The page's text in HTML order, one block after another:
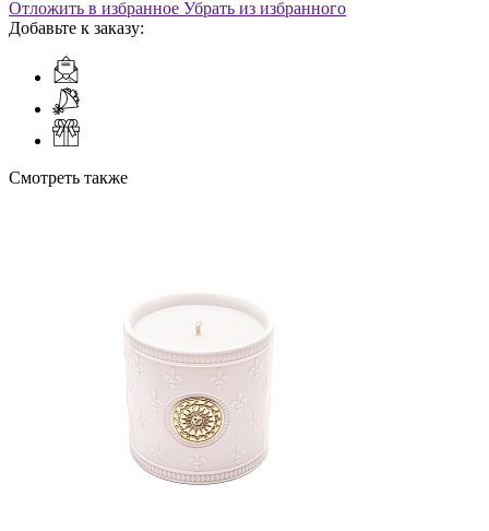
Отложить в избранное Убрать из избранного
Добавьте к заказу:
Смотреть также